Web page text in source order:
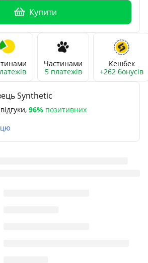
Купити
Частинами
5 платежів
Кешбек
+262 бонусів
Synthetic
, 96% позитивних